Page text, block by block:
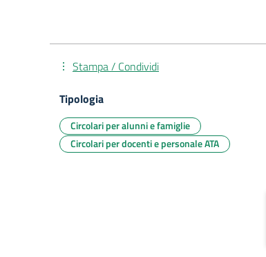
Stampa / Condividi
Tipologia
Circolari per alunni e famiglie
Circolari per docenti e personale ATA